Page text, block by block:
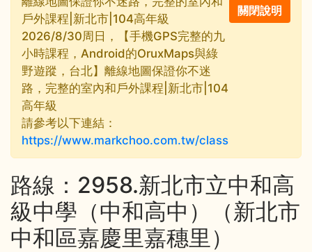
戶外課程|新北市|104高年級
2026/8/30周日，【手機GPS完整的九
小時課程，Android的OruxMaps與綠
野遊蹤，台北】離線地圖保證你不迷
路，完整的室內和戶外課程|新北市|104
高年級
請參考以下連結：
https://www.markchoo.com.tw/class
路線：2958.新北市立中和高
級中學（中和高中）（新北市
中和區嘉慶里嘉穗里）